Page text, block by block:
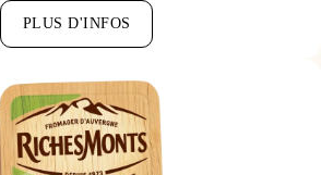
PLUS D'INFOS